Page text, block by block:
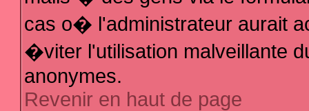
cas o� l'administrateur aurait
�viter l'utilisation malveillante
anonymes.
Revenir en haut de page